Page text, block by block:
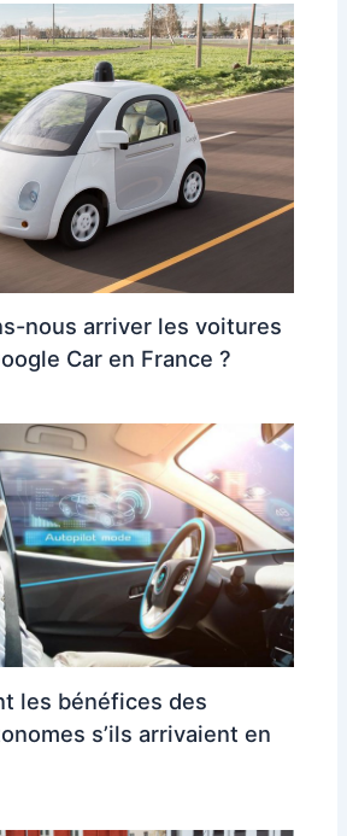
nous arriver les voitures
Car en France ?
les bénéfices des
s’ils arrivaient en